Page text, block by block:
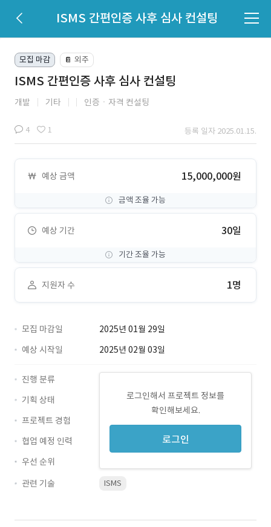
ISMS 간편인증 사후 심사 컨설팅
모집 마감 📔 외주
ISMS 간편인증 사후 심사 컨설팅
개발 기타 인증ㆍ자격 컨설팅
4 1 등록 일자 2025.01.15.
예상 금액 15,000,000원
금액 조율 가능
예상 기간 30일
기간 조율 가능
지원자 수 1명
모집 마감일
2025년 01월 29일
예상 시작일
2025년 02월 03일
로그인해서 프로젝트 정보를
확인해보세요.
로그인
진행 분류
기획 상태
프로젝트 경험
협업 예정 인력
우선 순위
관련 기술
ISMS